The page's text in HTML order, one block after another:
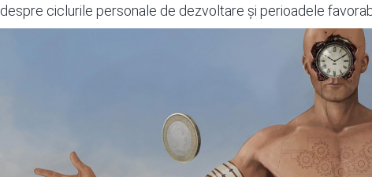
despre ciclurile personale de dezvoltare și perioadele